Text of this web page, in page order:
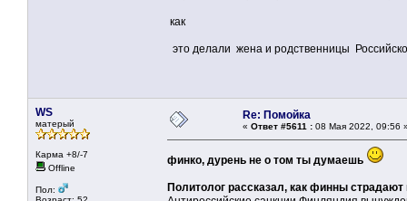
как
это делали жена и родственницы
WS
матерый
Карма +8/-7
Offline
Пол:
Re: Помойка
« Ответ #5611 : 08 Мая 2022, 09:56
финко, дурень не о том ты думаешь
Политолог рассказал, как финны страдают